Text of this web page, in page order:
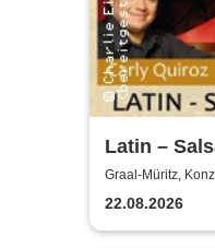
Latin –
| Mayelis
Eitner &
Graal-Müritz,
22.08.2026